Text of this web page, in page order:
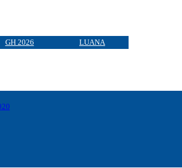
GH 2026
LUANA